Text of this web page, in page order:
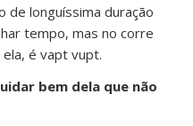
de longuíssima duração
tempo, mas no corre
é vapt vupt.
bem dela que não